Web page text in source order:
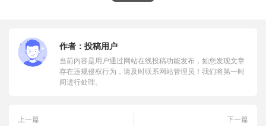
作者： 投稿用户
当前内容是用户通过网站在线投稿功能发布，如您发现文章
存在违规侵权行为，请及时联系网站管理员！我们将第一时
间进行处理。
上一篇
下一篇